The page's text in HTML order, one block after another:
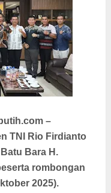
–
TNI Rio Firdianto
Bara H.
rombongan
2025).